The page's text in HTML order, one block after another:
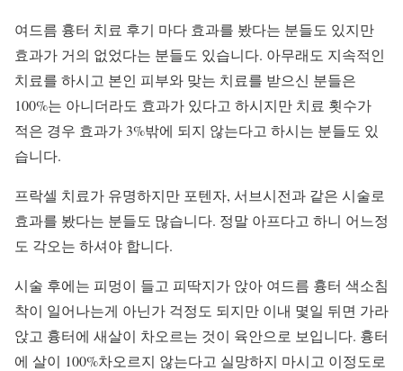
여드름 흉터 치료 후기 마다 효과를 봤다는 분들도 있지만
효과가 거의 없었다는 분들도 있습니다. 아무래도 지속적인
치료를 하시고 본인 피부와 맞는 치료를 받으신 분들은
100%는 아니더라도 효과가 있다고 하시지만 치료 횟수가
적은 경우 효과가 3%밖에 되지 않는다고 하시는 분들도 있
습니다.
프락셀 치료가 유명하지만 포텐자, 서브시전과 같은 시술로
효과를 봤다는 분들도 많습니다. 정말 아프다고 하니 어느정
도 각오는 하셔야 합니다.
시술 후에는 피멍이 들고 피딱지가 앉아 여드름 흉터 색소침
착이 일어나는게 아닌가 걱정도 되지만 이내 몇일 뒤면 가라
앉고 흉터에 새살이 차오르는 것이 육안으로 보입니다. 흉터
에 살이 100%차오르지 않는다고 실망하지 마시고 이정도로